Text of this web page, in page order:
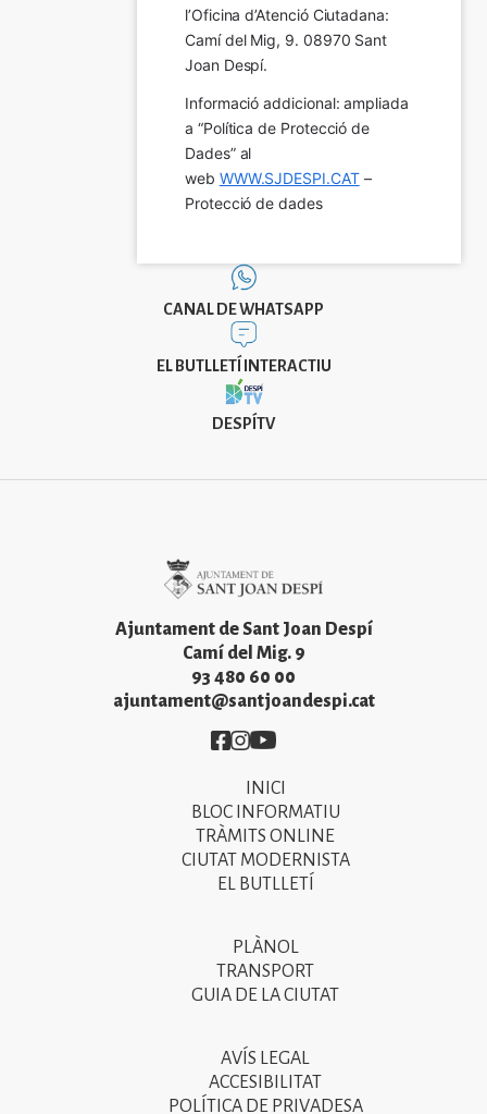
l’Oficina d’Atenció Ciutadana:
Camí del Mig, 9. 08970 Sant
Joan Despí.
Informació addicional: ampliada
a “Política de Protecció de
Dades” al
web WWW.SJDESPI.CAT –
Protecció de dades
CANAL DE WHATSAPP
EL BUTLLETÍ INTERACTIU
DESPÍTV
Ajuntament de Sant Joan Despí
Camí del Mig. 9
93 480 60 00
ajuntament@santjoandespi.cat
Imatge
Imatge
Imatge
INICI
BLOC INFORMATIU
TRÀMITS ONLINE
CIUTAT MODERNISTA
EL BUTLLETÍ
PLÀNOL
TRANSPORT
GUIA DE LA CIUTAT
AVÍS LEGAL
ACCESIBILITAT
POLÍTICA DE PRIVADESA